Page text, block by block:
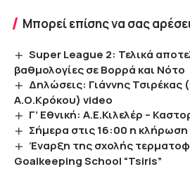
Μπορεί επίσης να σας
Super League 2: Τελικά
βαθμολογίες σε Βορρά και Νότο
Δηλώσεις: Γιάννης
Α.Ο.Κρόκου) video
Γ’ Εθνική: Α.Ε.Κιλελέρ –
Σήμερα στις 16:00 η
Έναρξη της σχολής
Goalkeeping School “Tsiris”